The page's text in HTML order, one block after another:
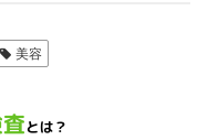
美容